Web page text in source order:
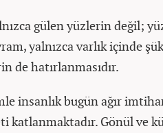
gülen yüzlerin değil;
yalnızca varlık içinde
de hatırlanmasıdır.
insanlık bugün ağır
katlanmaktadır. Gönül ve